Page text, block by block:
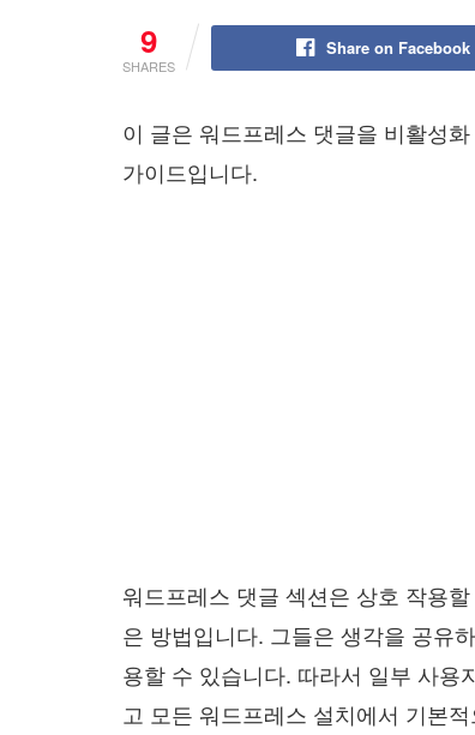
9
SHARES
Share on Facebook
이 글은 워드프레스 댓글을 비활성
가이드입니다.
워드프레스 댓글 섹션은 상호 작용
은 방법입니다. 그들은 생각을 공유
용할 수 있습니다. 따라서 일부 사용
고 모든 워드프레스 설치에서 기본